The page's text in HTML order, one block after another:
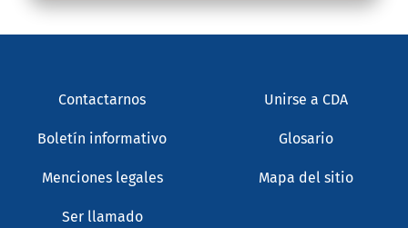
Contactarnos Unirse a CDA
Boletín informativo Glosario
Menciones legales Mapa del sitio
Ser llamado